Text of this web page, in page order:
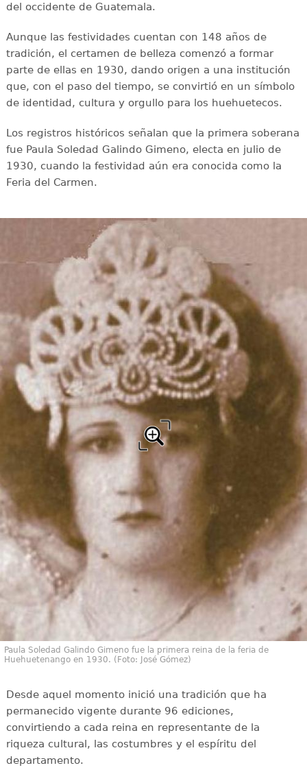
del occidente de Guatemala.
Aunque las festividades cuentan con 148 años de
tradición, el certamen de belleza comenzó a formar
parte de ellas en 1930, dando origen a una institución
que, con el paso del tiempo, se convirtió en un símbolo
de identidad, cultura y orgullo para los huehuetecos.
Los registros históricos señalan que la primera soberana
fue Paula Soledad Galindo Gimeno, electa en julio de
1930, cuando la festividad aún era conocida como la
Feria del Carmen.
Paula Soledad Galindo Gimeno fue la primera reina de la feria de
Huehuetenango en 1930. (Foto: José Gómez)
Desde aquel momento inició una tradición que ha
permanecido vigente durante 96 ediciones,
convirtiendo a cada reina en representante de la
riqueza cultural, las costumbres y el espíritu del
departamento.